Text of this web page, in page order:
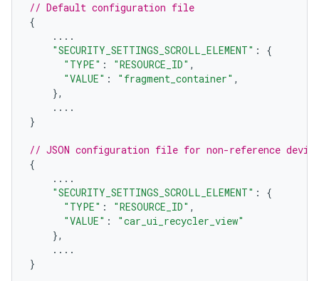
// Default configuration file
{
....
"SECURITY_SETTINGS_SCROLL_ELEMENT" :
{
"TYPE" : "RESOURCE_ID" ,
"VALUE" : "fragment_container" ,
},
....
}
// JSON configuration file for non-reference
{
....
"SECURITY_SETTINGS_SCROLL_ELEMENT" :
{
"TYPE" : "RESOURCE_ID" ,
"VALUE" :
"car_ui_recycler_view"
},
....
}